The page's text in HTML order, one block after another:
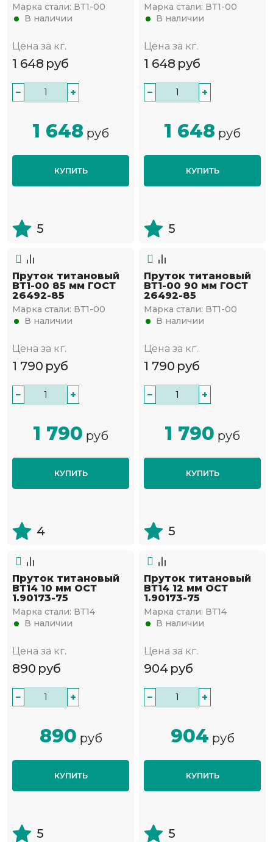
Марка стали: ВТ1-00
В наличии
Цена за кг.
1 648 руб
− +
1 648 руб
КУПИТЬ
5
Марка стали: ВТ1-00
В наличии
Цена за кг.
1 648 руб
− +
1 648 руб
КУПИТЬ
5
Пруток титановый
ВТ1-00 85 мм ГОСТ
26492-85
Марка стали: ВТ1-00
В наличии
Цена за кг.
1 790 руб
− +
1 790 руб
КУПИТЬ
4
Пруток титановый
ВТ1-00 90 мм ГОСТ
26492-85
Марка стали: ВТ1-00
В наличии
Цена за кг.
1 790 руб
− +
1 790 руб
КУПИТЬ
5
Пруток титановый
ВТ14 10 мм ОСТ
1.90173-75
Марка стали: ВТ14
В наличии
Цена за кг.
890 руб
− +
890 руб
КУПИТЬ
5
Пруток титановый
ВТ14 12 мм ОСТ
1.90173-75
Марка стали: ВТ14
В наличии
Цена за кг.
904 руб
− +
904 руб
КУПИТЬ
5